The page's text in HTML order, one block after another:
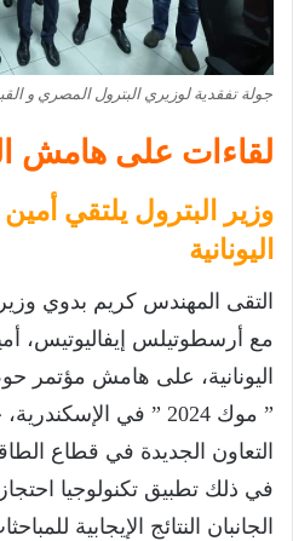
جولة تفقدية لوزيري البترول المصري و
لقاءات على هامش
وزير البترول يلتقي
اليونانية
التقى المهندس كريم بدوي وزير
مع أرسطوتيلس إيفاليوتيس،
اليونانية، على هامش مؤتمر
” موك 2024 ” في
التعاون الجديدة في قطاع
في ذلك تطبيق تكنولوجيا
الجانبان النتائج الإيجابية